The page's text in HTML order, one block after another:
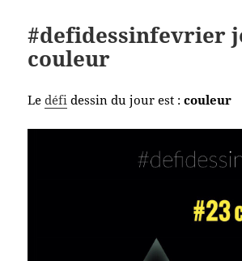
#defidessinfevrier
couleur
Ledéfi dessin du jour est :couleur